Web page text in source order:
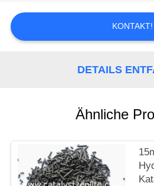
NACHRICHTEN
POLICY
KONTAKT!
DETAILS
Ähnliche